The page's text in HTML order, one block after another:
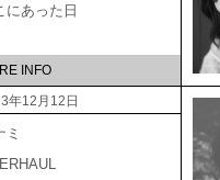
にあった日
INFO
年12月12日
ミ